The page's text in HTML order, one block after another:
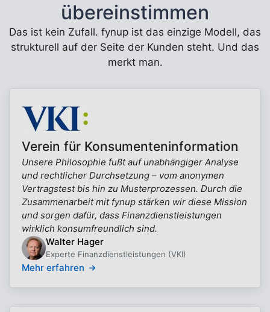
übereinstimmen
Das ist kein Zufall. fynup ist das einzige Modell, das
strukturell auf der Seite der Kunden steht. Und das
merkt man.
Verein für Konsumenteninformation
Unsere Philosophie fußt auf unabhängiger Analyse
und rechtlicher Durchsetzung – vom anonymen
Vertragstest bis hin zu Musterprozessen. Durch die
Zusammenarbeit mit fynup stärken wir diese Mission
und sorgen dafür, dass Finanzdienstleistungen
wirklich konsumfreundlich sind.
Walter Hager
Experte Finanzdienstleistungen (VKI)
Mehr erfahren